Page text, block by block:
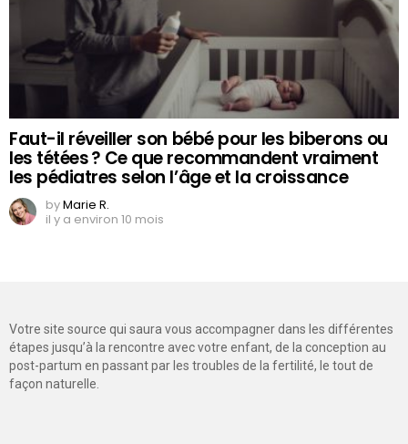
Faut-il réveiller son bébé pour les biberons ou
les tétées ? Ce que recommandent vraiment
les pédiatres selon l’âge et la croissance
byMarie R.
il y a environ 10 mois
Votre site source qui saura vous accompagner dans les différentes
étapes jusqu’à la rencontre avec votre enfant, de la conception au
post-partum en passant par les troubles de la fertilité, le tout de
façon naturelle.